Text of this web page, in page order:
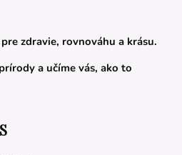
zdravie, rovnováhu a krásu.
a učíme vás, ako to